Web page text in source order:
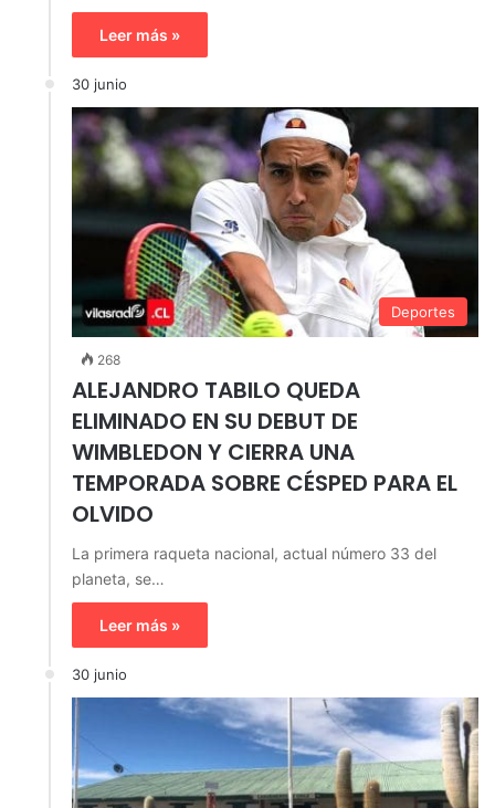
Leer más »
30 junio
Deportes
268
ALEJANDRO TABILO QUEDA
ELIMINADO EN SU DEBUT DE
WIMBLEDON Y CIERRA UNA
TEMPORADA SOBRE CÉSPED PARA EL
OLVIDO
La primera raqueta nacional, actual número 33 del
planeta, se…
Leer más »
30 junio